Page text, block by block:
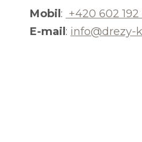
Mobil: +420 602 192
E-mail: info@drezy-